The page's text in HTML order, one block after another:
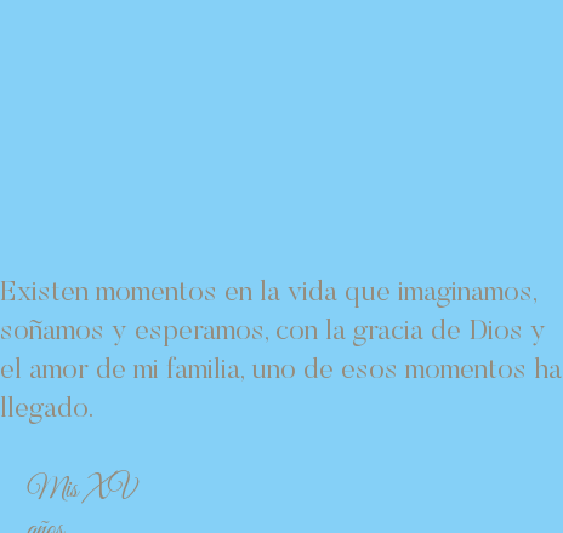
Existen momentos en la vida que imaginamos,
soñamos y esperamos, con la gracia de Dios y
el amor de mi familia, uno de esos momentos ha
llegado.
Mis XV